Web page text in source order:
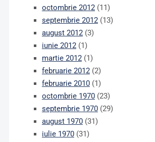
octombrie 2012(11)
septembrie 2012(13)
august 2012(3)
iunie 2012(1)
martie 2012(1)
februarie 2012(2)
februarie 2010(1)
octombrie 1970(23)
septembrie 1970(29)
august 1970(31)
iulie 1970(31)